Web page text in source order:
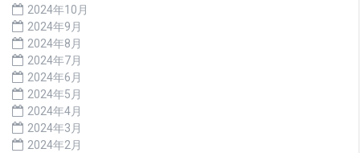
2024年10月
2024年9月
2024年8月
2024年7月
2024年6月
2024年5月
2024年4月
2024年3月
2024年2月